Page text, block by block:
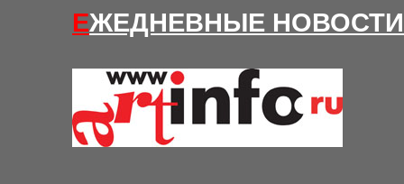
ЕЖЕДНЕВНЫЕ НОВОСТИ